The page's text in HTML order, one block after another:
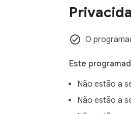
O
Este
Não estão a
Não estão a